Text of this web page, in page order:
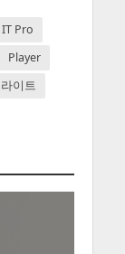
IT Pro
Player
이트